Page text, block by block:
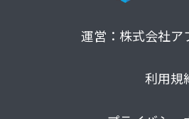
運営：株式会社ア
利用規